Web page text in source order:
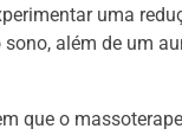
uma
além de um
que o